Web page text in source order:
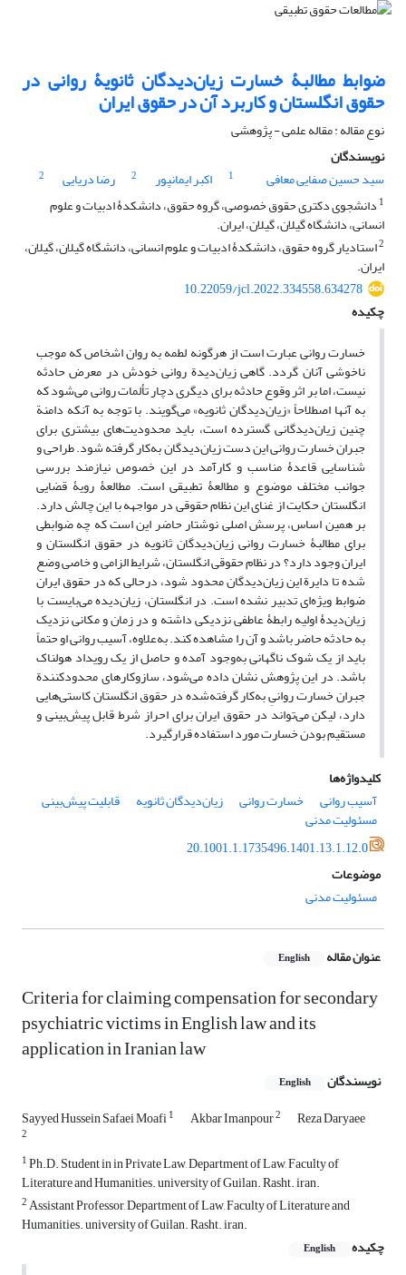
ضوابط مطالبۀ خسارت زیان‌دیدگان ثانویۀ روانی در
حقوق انگلستان و کاربرد آن در حقوق ایران
نوع مقاله : مقاله علمی - پژوهشی
نویسندگان
سید حسین صفایی معافی
1 اکبر ایمانپور 2 رضا دریایی
2
1 دانشجوی دکتری حقوق خصوصی، گروه حقوق، دانشکدۀ ادبیات و علوم
انسانی، دانشگاه گیلان، گیلان، ایران.
2استادیار گروه حقوق، دانشکدۀ ادبیات و علوم انسانی، دانشگاه گیلان، گیلان،
ایران.
10.22059/jcl.2022.334558.634278
چکیده
خسارت روانی عبارت است از هرگونه لطمه به روان اشخاص که موجب
ناخوشی آنان گردد. گاهی زیان‌دیدة روانی خودش در معرض حادثه
نیست، اما بر اثر وقوع حادثه برای دیگری دچار تألمات روانی می‌شود که
به آنها اصطلاحاً «زیان‌دیدگان ثانویه» می‌گویند. با توجه به آنکه دامنة
چنین زیان‌دیدگانی گسترده است، باید محدودیت‌های بیشتری برای
جبران خسارت روانی این دست زیان‌دیدگان به‌کار گرفته شود. طراحی و
شناسایی قاعدۀ مناسب و کارآمد در این خصوص نیازمند بررسی
جوانب مختلف موضوع و مطالعۀ تطبیقی است. مطالعۀ رویۀ قضایی
انگلستان حکایت از غنای این نظام حقوقی در مواجهه با این چالش دارد.
بر همین اساس، پرسش اصلی نوشتار حاضر این است که چه ضوابطی
برای مطالبۀ خسارت روانی زیان‌دیدگان ثانویه در حقوق انگلستان و
ایران وجود دارد؟ در نظام حقوقی انگلستان، شرایط الزامی و خاصی وضع
شده تا دایرة این زیان‌دیدگان محدود شود، درحالی که در حقوق ایران
ضوابط ویژه‌ای تدبیر نشده است. در انگلستان، زیان‌دیده می‌بایست با
زیان‌دیدۀ اولیه رابطۀ عاطفی نزدیکی داشته و در زمان و مکانی نزدیک
به حادثه حاضر باشد و آن را مشاهده کند. به‌علاوه، آسیب روانی او حتماً
باید از یک شوک ناگهانی به‌وجود آمده و حاصل از یک رویداد هولناک
باشد. در این پژوهش نشان داده می‌شود، سازوکارهای محدودکنندة
جبران خسارت روانیِ به‌کار گرفته‌شده در حقوق انگلستان کاستی‌هایی
دارد، لیکن می‌تواند در حقوق ایران برای احراز شرط قابل پیش‌بینی و
مستقیم بودن خسارت مورد استفاده قرارگیرد.
کلیدواژه‌ها
آسیب روانی
خسارت روانی زیان‌دیدگان ثانویه قابلیت پیش‌بینی
مسئولیت مدنی
20.1001.1.1735496.1401.13.1.12.0
موضوعات
مسئولیت مدنی
عنوان مقاله English
Criteria for claiming compensation for secondary
psychiatric victims in English law and its
application in Iranian law
نویسندگان English
Sayyed Hussein Safaei Moafi1 Akbar Imanpour2 Reza Daryaee
2
1Ph.D. Student in in Private Law, Department of Law, Faculty of
Literature and Humanities. university of Guilan. Rasht. iran.
2Assistant Professor, Department of Law, Faculty of Literature and
Humanities. university of Guilan. Rasht. iran.
چکیده
English